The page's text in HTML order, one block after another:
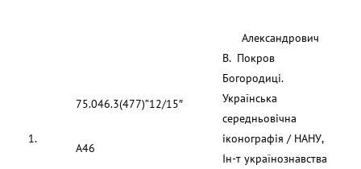
1.
75.046.3(477)”12/15″
А46
Александрович
В. Покров
Богородиці.
Українська
середньовічна
іконографія / НАНУ,
Ін-т українознавства